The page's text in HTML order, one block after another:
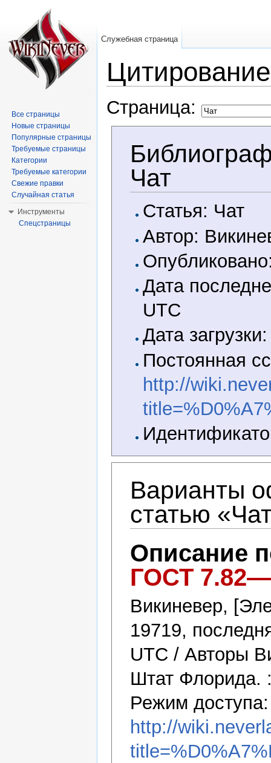
Цитирование
Страница:
Чат
Статья: Чат
Автор:
Дата
UTC
Дата
Постоянная
http://
Варианты
статью
Описание
ГОСТ
Викиневер,
19719,
UTC / Авторы
Штат Флорида.
Режим доступа:
http://
Служебная страница
Все страницы
Новые страницы
Популярные страницы
Требуемые страницы
Категории
Требуемые категории
Свежие правки
Случайная статья
Инструменты
Спецстраницы